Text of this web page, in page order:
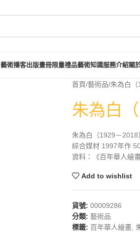
藝術播客出版畫冊限量禮品藝術知識服務介紹關
首頁 藝術品 朱為白
朱為白
朱為白（1929－2018
綜合媒材 1997年作
資料：《百年華人繪
Add to wishlist
貨號: 00009286
分類: 藝術品
標籤: 百年華人繪畫,